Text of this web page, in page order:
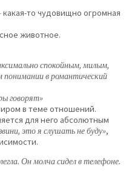
какая-то чудовищно огромная
животное.
спокойным, милым,
в романтический
говорят»
в теме отношений.
для него абсолютным
это я слушать не буду»,
Он молча сидел в телефоне.